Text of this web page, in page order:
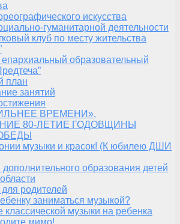
искусства
гуманитарной деятельности
клуб по месту жительства
епархиальный образовательный
план
занятий
ВРЕМЕНИ»,
80-ЛЕТИЕ ГОДОВЩИНЫ
музыки и красок! (К юбилею ДШИ
образования детей
родителей
заниматься музыкой?
классической музыки на ребенка
мимо!